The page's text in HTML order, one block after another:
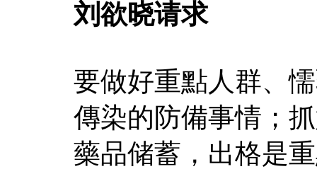
刘欲晓请求
要做好重點人群、
傳染的防備事情；
藥品储蓄，出格是